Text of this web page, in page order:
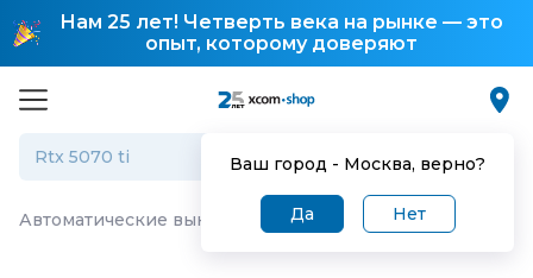
Нам 25 лет! Четверть века на рынке — это
опыт, которому доверяют
Ваш город - Москва, верно?
Да Нет
Автоматические выключатели · Автоматический